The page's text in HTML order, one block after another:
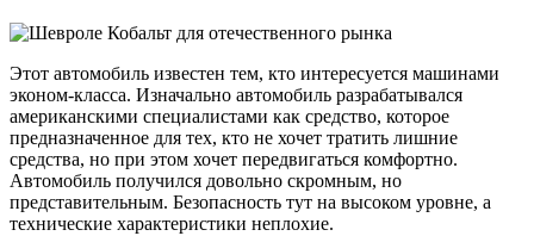
Этот автомобиль известен тем, кто интересуется машинами
эконом-класса. Изначально автомобиль разрабатывался
американскими специалистами как средство, которое
предназначенное для тех, кто не хочет тратить лишние
средства, но при этом хочет передвигаться комфортно.
Автомобиль получился довольно скромным, но
представительным. Безопасность тут на высоком уровне, а
технические характеристики неплохие.